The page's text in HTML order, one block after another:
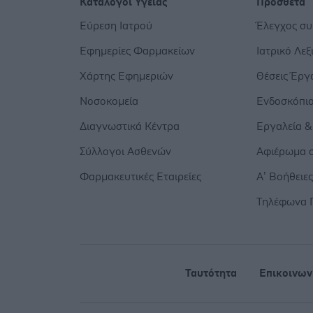
Εύρεση Ιατρού
Εφημερίες Φαρμακείων
Χάρτης Εφημεριών
Νοσοκομεία
Διαγνωστικά Κέντρα
Σύλλογοι Ασθενών
Φαρμακευτικές Εταιρείες
Έλεγχος
Ιατρικό
Θέσεις
Ενδοσκόπιο
Εργαλεία
Αφιέρωμα
Α’ Βοήθειες
Τηλέφωνα
Ταυτότητα